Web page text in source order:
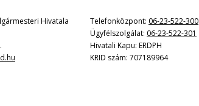
Hivatala
Telefonközpont: 06-23-522-300
Ügyfélszolgálat: 06-23-522-301
Hivatali Kapu: ERDPH
KRID szám: 707189964